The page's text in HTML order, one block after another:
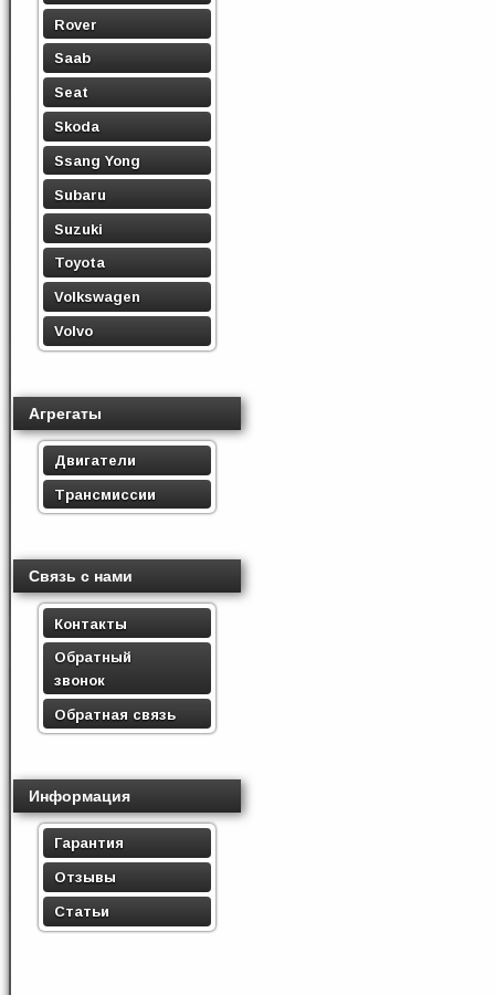
Rover
Saab
Seat
Skoda
Ssang Yong
Subaru
Suzuki
Toyota
Volkswagen
Volvo
Агрегаты
Двигатели
Трансмиссии
Связь с нами
Контакты
Обратный
звонок
Обратная связь
Информация
Гарантия
Отзывы
Статьи